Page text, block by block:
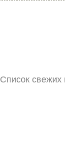
Список свежих